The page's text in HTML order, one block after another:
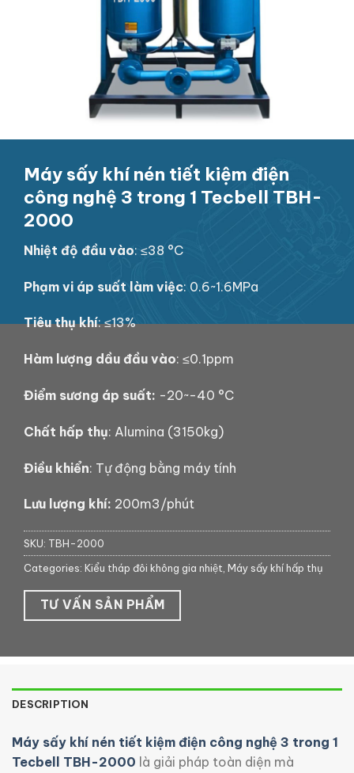
Máy sấy khí nén tiết kiệm điện
công nghệ 3 trong 1 Tecbell TBH-
2000
Nhiệt độ đầu vào: ≤38 °C
Phạm vi áp suất làm việc: 0.6~1.6MPa
Tiêu thụ khí: ≤13%
Hàm lượng dầu đầu vào: ≤0.1ppm
Điểm sương áp suất: -20~-40 °C
Chất hấp thụ: Alumina (3150kg)
Điều khiển: Tự động bằng máy tính
Lưu lượng khí: 200m3/phút
SKU: TBH-2000
Categories: Kiểu tháp đôi không gia nhiệt Máy sấy khí hấp thụ
TƯ VẤN SẢN PHẨM
DESCRIPTION
Máy sấy khí nén tiết kiệm điện công nghệ 3 trong 1
Tecbell TBH-2000 là giải pháp toàn diện mà